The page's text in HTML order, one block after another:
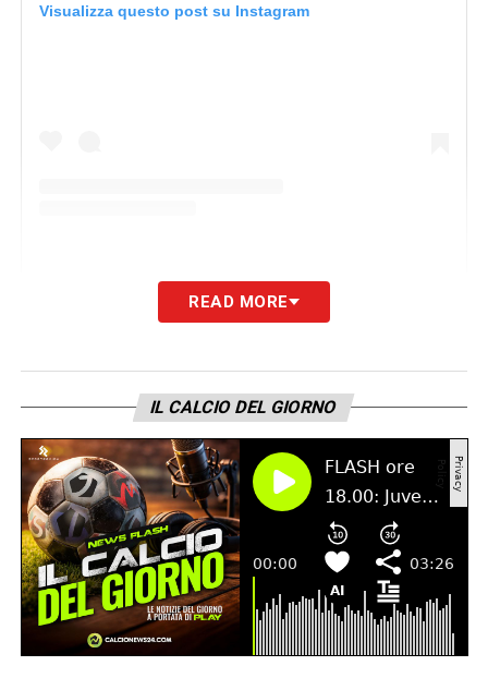
Visualizza questo post su Instagram
LA PLAYLIST DELLE NOSTRE TOP NEWS
READ MORE
IL CALCIO DEL GIORNO